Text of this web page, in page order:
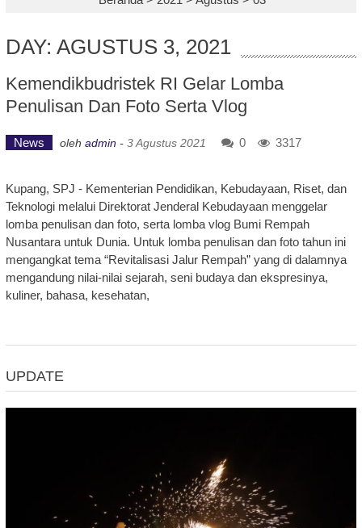
DAY: AGUSTUS 3, 2021
Kemendikbudristek RI Gelar Lomba
Penulisan Dan Foto Serta Vlog
News oleh admin - 3 Agustus 2021 0 3317
Kupang, SPJ - Kementerian Pendidikan, Kebudayaan, Riset, dan
Teknologi melalui Direktorat Jenderal Kebudayaan menggelar
lomba penulisan dan foto, serta lomba vlog Bumi Rempah
Nusantara untuk Dunia. Untuk lomba penulisan dan foto tahun ini
mengangkat tema “Revitalisasi Jalur Rempah” yang di dalamnya
mengandung nilai-nilai sejarah, seni budaya dan ekspresinya,
kuliner, bahasa, kesehatan,
UPDATE